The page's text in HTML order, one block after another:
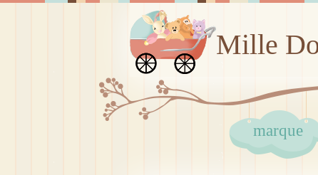
Mille
marque